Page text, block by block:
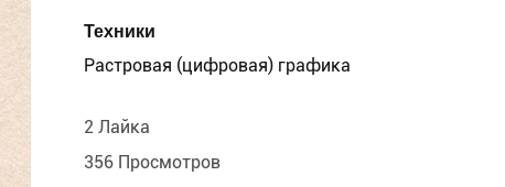
Техники
Растровая (цифровая) графика
2 Лайка
356 Просмотров